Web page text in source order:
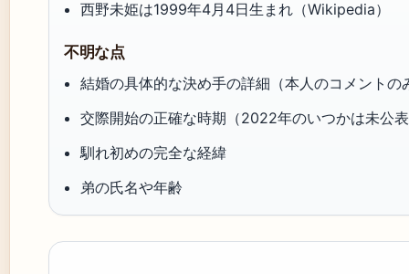
西野未姫は1999年4月4日生まれ（Wikipedia）
不明な点
結婚の具体的な決め手の詳細（本人のコメントの
交際開始の正確な時期（2022年のいつかは未公
馴れ初めの完全な経緯
弟の氏名や年齢